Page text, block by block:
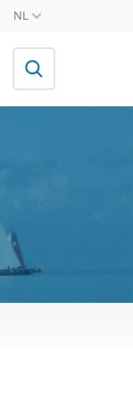
NL